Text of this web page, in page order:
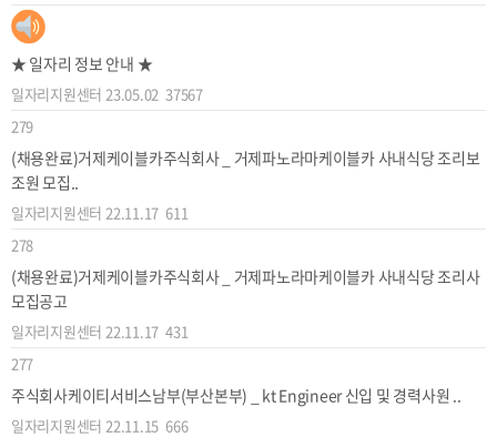
★ 일자리 정보 안내 ★
일자리지원센터 23.05.02 37567
279
(채용완료)거제케이블카주식회사 _ 거제파노라마케이블카 사내식당 조리보
조원 모집..
일자리지원센터 22.11.17 611
278
(채용완료)거제케이블카주식회사 _ 거제파노라마케이블카 사내식당 조리사
모집공고
일자리지원센터 22.11.17 431
277
주식회사케이티서비스남부(부산본부) _ kt Engineer 신입 및 경력사원 ..
일자리지원센터 22.11.15 666